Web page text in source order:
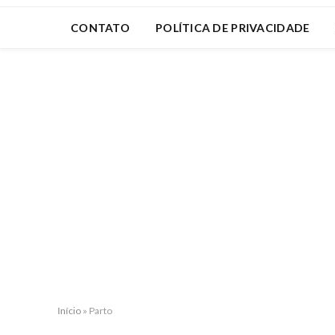
CONTATO POLÍTICA DE PRIVACIDADE
Início » Parto